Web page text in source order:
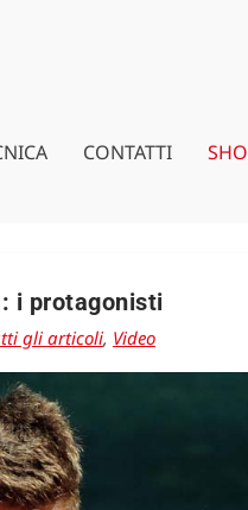
CONTATTI
i protagonisti
gli articoli, Video